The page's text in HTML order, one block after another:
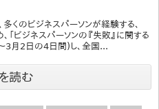
くのビジネスパーソンが経験する、
「ビジネスパーソンの『失敗』に関する
月2日の4日間)し、全国...
読む